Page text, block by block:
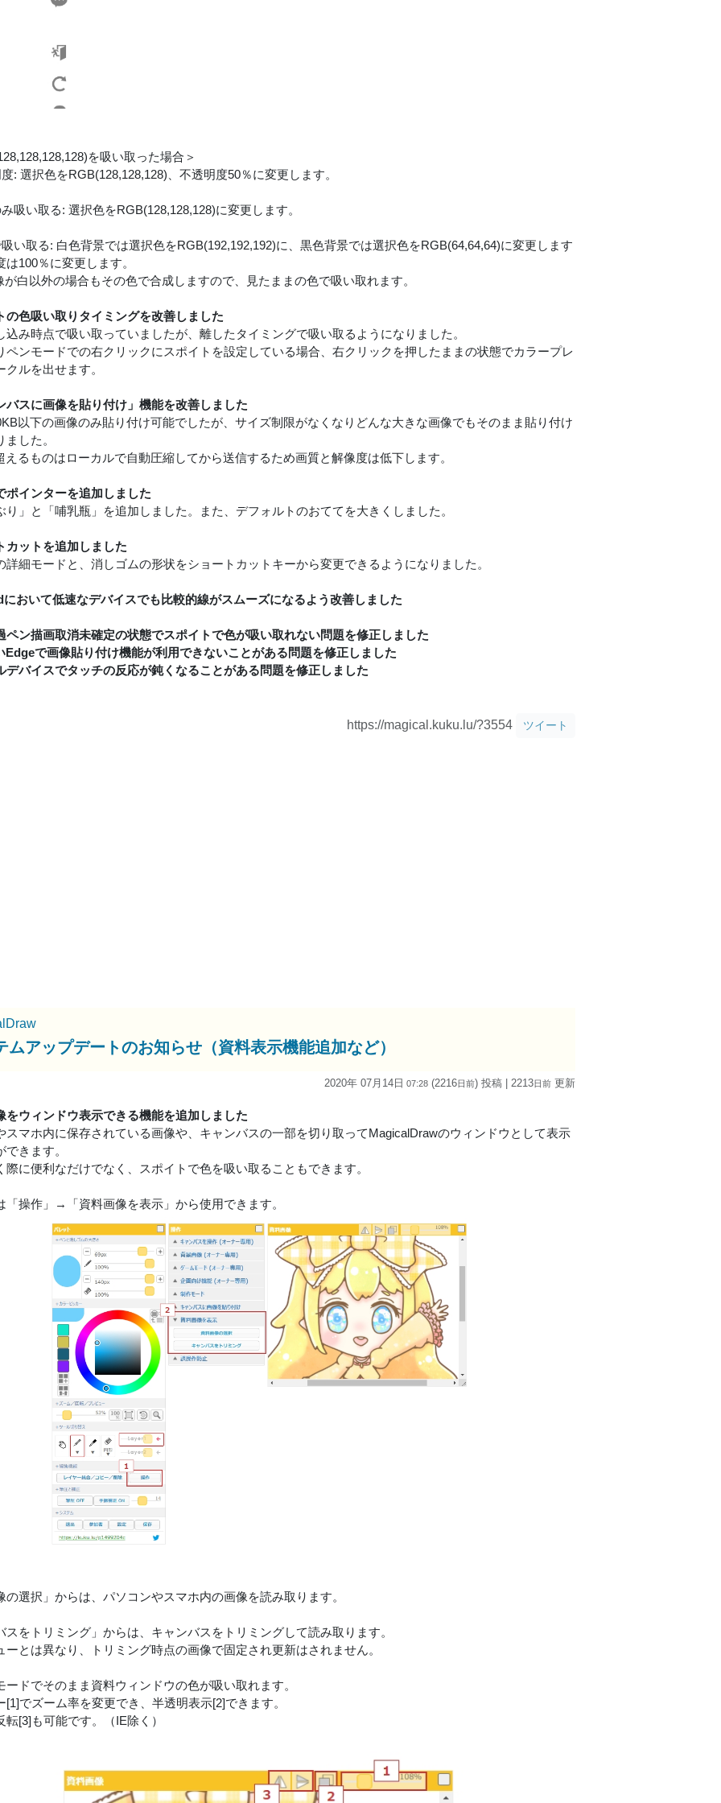
を吸い取った場合＞
: 選択色をRGB(128,128,128)、不透明度50％に変更します。
吸い取る: 選択色をRGB(128,128,128)に変更します。
い取る: 白色背景では選択色をRGB(192,192,192)に、黒色背景では選択色をRGB(64,64,64)に変更します
は100％に変更します。
白以外の場合もその色で合成しますので、見たままの色で吸い取れます。
の色吸い取りタイミングを改善しました
込み時点で吸い取っていましたが、離したタイミングで吸い取るようになりました。
ペンモードでの右クリックにスポイトを設定している場合、右クリックを押したままの状態でカラープレ
クルを出せます。
バスに画像を貼り付け」機能を改善しました
以下の画像のみ貼り付け可能でしたが、サイズ制限がなくなりどんな大きな画像でもそのまま貼り付け
した。
えるものはローカルで自動圧縮してから送信するため画質と解像度は低下します。
ポインターを追加しました
り」と「哺乳瓶」を追加しました。また、デフォルトのおててを大きくしました。
カットを追加しました
詳細モードと、消しゴムの形状をショートカットキーから変更できるようになりました。
において低速なデバイスでも比較的線がスムーズになるよう改善しました
ペン描画取消未確定の状態でスポイトで色が吸い取れない問題を修正しました
Edgeで画像貼り付け機能が利用できないことがある問題を修正しました
デバイスでタッチの反応が鈍くなることがある問題を修正しました
https://magical.kuku.lu/?3554 ツイート
ムアップデートのお知らせ（資料表示機能追加など）
2020年 07月14日 07:28 (2216日前) 投稿 | 2213日前 更新
をウィンドウ表示できる機能を追加しました
スマホ内に保存されている画像や、キャンバスの一部を切り取ってMagicalDrawのウィンドウとして表示
きます。
際に便利なだけでなく、スポイトで色を吸い取ることもできます。
「操作」→「資料画像を表示」から使用できます。
の選択」からは、パソコンやスマホ内の画像を読み取ります。
スをトリミング」からは、キャンバスをトリミングして読み取ります。
とは異なり、トリミング時点の画像で固定され更新はされません。
ードでそのまま資料ウィンドウの色が吸い取れます。
[1]でズーム率を変更でき、半透明表示[2]できます。
転[3]も可能です。（IE除く）